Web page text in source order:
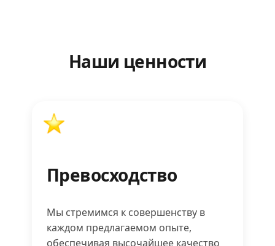
Наши ценности
Превосходство
Мы стремимся к совершенству в
каждом предлагаемом опыте,
обеспечивая высочайшее качество